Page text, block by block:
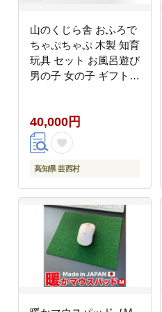
山のくじら舎 おふろで
ちゃぷちゃぷ 木製 知育
玩具 セット お風呂遊び
男の子 女の子 ギフト
祝い 誕生日祝い のし
熨斗対応 高知県産
40,000円
高知県 芸西村